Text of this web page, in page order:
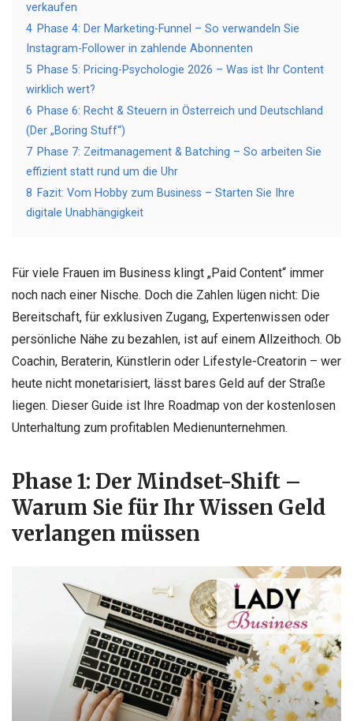
verkaufen
4 Phase 4: Der Marketing-Funnel – So verwandeln Sie
Instagram-Follower in zahlende Abonnenten
5 Phase 5: Pricing-Psychologie 2026 – Was ist Ihr Content
wirklich wert?
6 Phase 6: Recht & Steuern in Österreich und Deutschland
(Der „Boring Stuff“)
7 Phase 7: Zeitmanagement & Batching – So arbeiten Sie
effizient statt rund um die Uhr
8 Fazit: Vom Hobby zum Business – Starten Sie Ihre
digitale Unabhängigkeit
Für viele Frauen im Business klingt „Paid Content“ immer
noch nach einer Nische. Doch die Zahlen lügen nicht: Die
Bereitschaft, für exklusiven Zugang, Expertenwissen oder
persönliche Nähe zu bezahlen, ist auf einem Allzeithoch. Ob
Coachin, Beraterin, Künstlerin oder Lifestyle-Creatorin – wer
heute nicht monetarisiert, lässt bares Geld auf der Straße
liegen. Dieser Guide ist Ihre Roadmap von der kostenlosen
Unterhaltung zum profitablen Medienunternehmen.
Phase 1: Der Mindset-Shift –
Warum Sie für Ihr Wissen Geld
verlangen müssen